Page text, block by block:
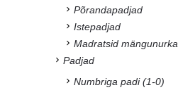
Põrandapadjad
Istepadjad
Madratsid mängunurka
Padjad
Numbriga padi (1-0)